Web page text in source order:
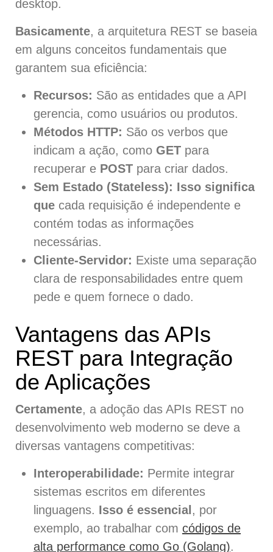
desktop.
Basicamente, a arquitetura REST se baseia
em alguns conceitos fundamentais que
garantem sua eficiência:
Recursos: São as entidades que a API
gerencia, como usuários ou produtos.
Métodos HTTP: São os verbos que
indicam a ação, como GET para
recuperar e POST para criar dados.
Sem Estado (Stateless): Isso significa
que cada requisição é independente e
contém todas as informações
necessárias.
Cliente-Servidor: Existe uma separação
clara de responsabilidades entre quem
pede e quem fornece o dado.
Vantagens das APIs
REST para Integração
de Aplicações
Certamente, a adoção das APIs REST no
desenvolvimento web moderno se deve a
diversas vantagens competitivas:
Interoperabilidade: Permite integrar
sistemas escritos em diferentes
linguagens. Isso é essencial , por
exemplo, ao trabalhar com códigos de
alta performance como Go (Golang).